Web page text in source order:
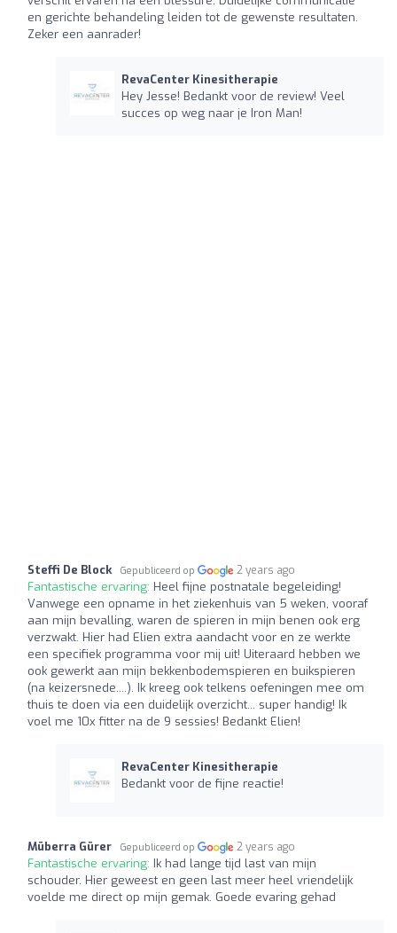
en gerichte behandeling leiden tot de gewenste resultaten.
Zeker een aanrader!
RevaCenter Kinesitherapie
Hey Jesse! Bedankt voor de review! Veel
succes op weg naar je Iron Man!
Steffi De Block Gepubliceerd op 2 years ago
Fantastische ervaring: Heel fijne postnatale begeleiding!
Vanwege een opname in het ziekenhuis van 5 weken, vooraf
aan mijn bevalling, waren de spieren in mijn benen ook erg
verzwakt. Hier had Elien extra aandacht voor en ze werkte
een specifiek programma voor mij uit! Uiteraard hebben we
ook gewerkt aan mijn bekkenbodemspieren en buikspieren
(na keizersnede....). Ik kreeg ook telkens oefeningen mee om
thuis te doen via een duidelijk overzicht... super handig! Ik
voel me 10x fitter na de 9 sessies! Bedankt Elien!
RevaCenter Kinesitherapie
Bedankt voor de fijne reactie!
Müberra Gürer Gepubliceerd op 2 years ago
Fantastische ervaring: Ik had lange tijd last van mijn
schouder. Hier geweest en geen last meer heel vriendelijk
voelde me direct op mijn gemak. Goede evaring gehad